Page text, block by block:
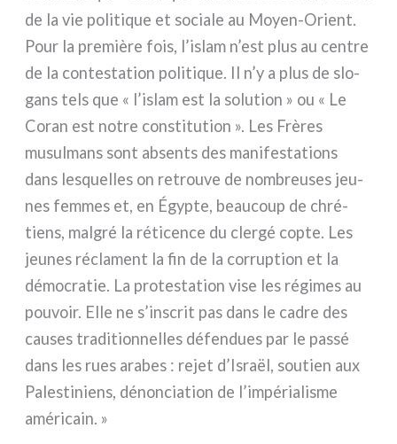
de la vie poli­ti­que et socia­le au Moyen-Orient.
Pour la pre­miè­re fois, l’islam n’est plus au cen­tre
de la con­te­sta­tion poli­ti­que. Il n’y a plus de slo­
gans tels que « l’islam est la solu­tion » ou « Le
Coran est notre con­sti­tu­tion ». Les Frères
musul­mans sont absen­ts des mani­fe­sta­tions
dans lesquel­les on retrou­ve de nom­breu­ses jeu­
nes fem­mes et, en Égypte, beau­coup de chré­
tiens, mal­gré la réti­cen­ce du cler­gé cop­te. Les
jeu­nes récla­ment la fin de la cor­rup­tion et la
démo­cra­tie. La pro­te­sta­tion vise les régi­mes au
pou­voir. Elle ne s’inscrit pas dans le cadre des
cau­ses tra­di­tion­nel­les défen­dues par le pas­sé
dans les rues ara­bes : rejet d’Israël, sou­tien aux
Palestiniens, dénon­cia­tion de l’impérialisme
amé­ri­cain. »